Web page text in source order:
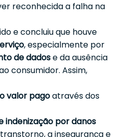
reconhecida a falha na
e concluiu que houve
, especialmente por
de dadose da ausência
consumidor. Assim,
valor pagoatravés dos
indenização por danos
a insegurança e